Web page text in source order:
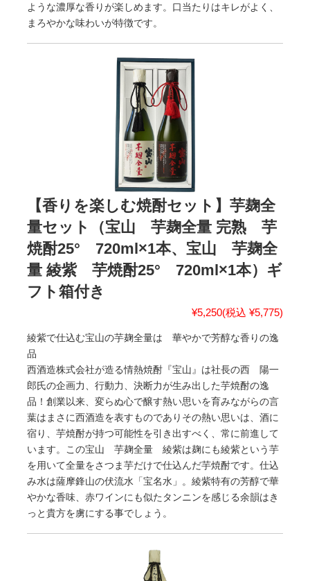
ような濃厚な香りが楽しめます。口当たりはキレがよく、
まろやかな味わいが特徴です。
【香りを楽しむ焼酎セット】芋麹全
量セット（宝山 芋麹全量 完熟 芋
焼酎25° 720ml×1本、宝山 芋麹全
量 綾紫 芋焼酎25° 720ml×1本）ギ
フト箱付き
¥5,250(税込 ¥5,775)
綾紫で仕込む宝山の芋麹全量は 華やかで芳醇な香りの逸
品
西酒造株式会社が造る情熱焼酎『宝山』は社長の西 陽一
郎氏の企画力、行動力、決断力が生み出した芋焼酎の逸
品！創業以来、変らぬ心で醸す熱い思いを育みながらの言
葉はまさに西酒造を表すものでありその熱い思いは、酒に
宿り、芋焼酎が持つ可能性を引き出すべく、常に前進して
います。この宝山 芋麹全量 綾紫は麹にも綾紫という芋
を用いて全量をさつま芋だけで仕込んだ芋焼酎です。仕込
み水は薩摩鋒山の伏流水「宝名水」。綾紫特有の芳醇で華
やかな香味、赤ワインにも似たタンニンを感じる余韻はき
っと貴方を虜にする事でしょう。